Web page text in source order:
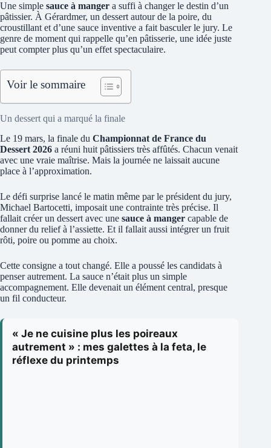
Une simple sauce à manger a suffi à changer le destin d’un
pâtissier. À Gérardmer, un dessert autour de la poire, du
croustillant et d’une sauce inventive a fait basculer le jury. Le
genre de moment qui rappelle qu’en pâtisserie, une idée juste
peut compter plus qu’un effet spectaculaire.
Voir le sommaire
Un dessert qui a marqué la finale
Le 19 mars, la finale du Championnat de France du
Dessert 2026 a réuni huit pâtissiers très affûtés. Chacun venait
avec une vraie maîtrise. Mais la journée ne laissait aucune
place à l’approximation.
Le défi surprise lancé le matin même par le président du jury,
Michael Bartocetti, imposait une contrainte très précise. Il
fallait créer un dessert avec une sauce à manger capable de
donner du relief à l’assiette. Et il fallait aussi intégrer un fruit
rôti, poire ou pomme au choix.
Cette consigne a tout changé. Elle a poussé les candidats à
penser autrement. La sauce n’était plus un simple
accompagnement. Elle devenait un élément central, presque
un fil conducteur.
« Je ne cuisine plus les poireaux
autrement » : mes galettes à la feta, le
réflexe du printemps